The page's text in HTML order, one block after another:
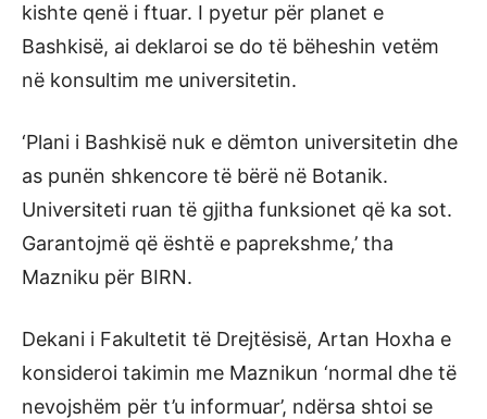
kishte qenë i ftuar. I pyetur për planet e
Bashkisë, ai deklaroi se do të bëheshin vetëm
në konsultim me universitetin.
‘Plani i Bashkisë nuk e dëmton universitetin dhe
as punën shkencore të bërë në Botanik.
Universiteti ruan të gjitha funksionet që ka sot.
Garantojmë që është e paprekshme,’ tha
Mazniku për BIRN.
Dekani i Fakultetit të Drejtësisë, Artan Hoxha e
konsideroi takimin me Maznikun ‘normal dhe të
nevojshëm për t’u informuar’, ndërsa shtoi se